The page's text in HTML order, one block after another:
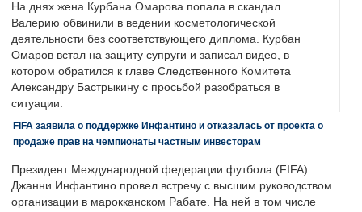
На днях жена Курбана Омарова попала в скандал.
Валерию обвинили в ведении косметологической
деятельности без соответствующего диплома. Курбан
Омаров встал на защиту супруги и записал видео, в
котором обратился к главе Следственного Комитета
Александру Бастрыкину с просьбой разобраться в
ситуации.
FIFA заявила о поддержке Инфантино и отказалась от проекта о
продаже прав на чемпионаты частным инвесторам
Президент Международной федерации футбола (FIFA)
Джанни Инфантино провел встречу с высшим руководством
организации в марокканском Рабате. На ней в том числе